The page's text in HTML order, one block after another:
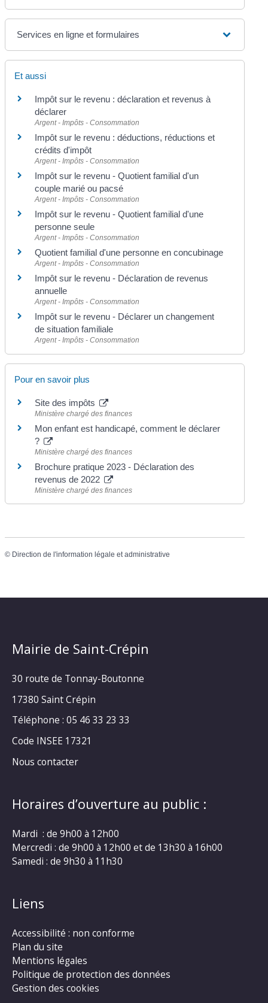
Services en ligne et formulaires
Et aussi
Impôt sur le revenu : déclaration et revenus à
déclarer
Argent - Impôts - Consommation
Impôt sur le revenu : déductions, réductions et
crédits d'impôt
Argent - Impôts - Consommation
Impôt sur le revenu - Quotient familial d'un
couple marié ou pacsé
Argent - Impôts - Consommation
Impôt sur le revenu - Quotient familial d'une
personne seule
Argent - Impôts - Consommation
Quotient familial d'une personne en concubinage
Argent - Impôts - Consommation
Impôt sur le revenu - Déclaration de revenus
annuelle
Argent - Impôts - Consommation
Impôt sur le revenu - Déclarer un changement
de situation familiale
Argent - Impôts - Consommation
Pour en savoir plus
Site des impôts
Ministère chargé des finances
Mon enfant est handicapé, comment le déclarer
?
Ministère chargé des finances
Brochure pratique 2023 - Déclaration des
revenus de 2022
Ministère chargé des finances
© Direction de l'information légale et administrative
Mairie de Saint-Crépin
30 route de Tonnay-Boutonne
17380 Saint Crépin
Téléphone : 05 46 33 23 33
Code INSEE 17321
Nous contacter
Horaires d’ouverture au public :
Mardi : de 9h00 à 12h00
Mercredi : de 9h00 à 12h00 et de 13h30 à 16h00
Samedi : de 9h30 à 11h30
Liens
Accessibilité : non conforme
Plan du site
Mentions légales
Politique de protection des données
Gestion des cookies